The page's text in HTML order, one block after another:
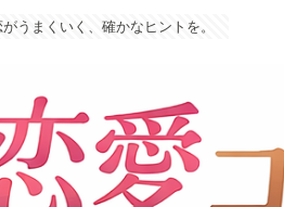
うまくいく、確かなヒントを。